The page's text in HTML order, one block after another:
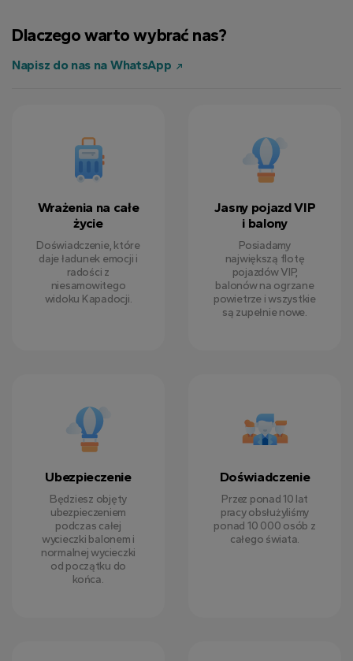
Jason L. 7 sierpień 2024
Dlaczego warto wybrać nas?
Napisz do nas na WhatsApp
Wrażenia na całe
życie
Doświadczenie, które
daje ładunek emocji i
radości z
niesamowitego
widoku Kapadocji.
Jasny pojazd VIP
i balony
Posiadamy
największą flotę
pojazdów VIP,
balonów na ogrzane
powietrze i wszystkie
są zupełnie nowe.
Ubezpieczenie
Będziesz objęty
ubezpieczeniem
podczas całej
wycieczki balonem i
normalnej wycieczki
od początku do
końca.
Doświadczenie
Przez ponad 10 lat
pracy obsłużyliśmy
ponad 10 000 osób z
całego świata.